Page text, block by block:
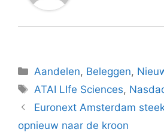
Categorieën
Aandelen, Beleggen,
Tags
ATAI LIfe Sciences,
Euronext Amsterdam
opnieuw naar de kroon